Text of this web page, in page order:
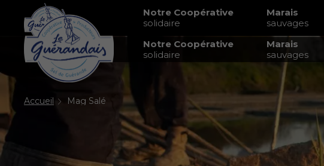
Notre Coopérative
solidaire
Marais
sauvages
Notre Coopérative
solidaire
Marais
sauvages
Accueil Mag Salé